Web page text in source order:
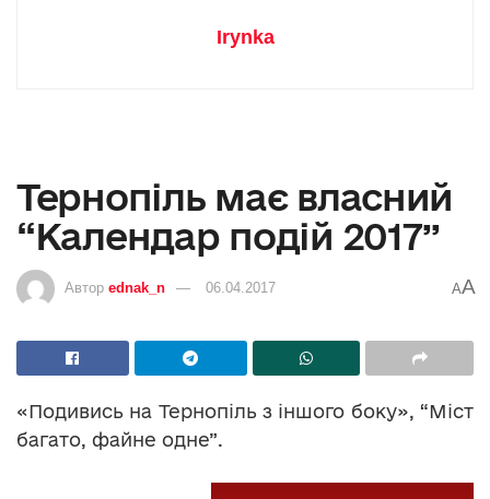
Irynka
Тернопіль має власний
“Календар подій 2017”
Автор ednak_n 06.04.2017 AA
«Подивись на Тернопіль з іншого боку», “Міст
багато, файне одне”.